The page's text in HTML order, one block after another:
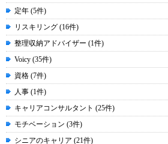
定年 (5件)
リスキリング (16件)
整理収納アドバイザー (1件)
Voicy (35件)
資格 (7件)
人事 (1件)
キャリアコンサルタント (25件)
モチベーション (3件)
シニアのキャリア (21件)